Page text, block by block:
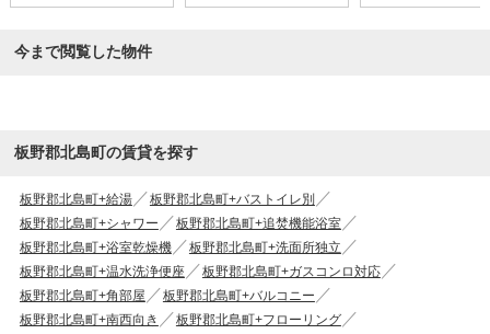
今まで閲覧した物件
板野郡北島町の賃貸を探す
板野郡北島町+給湯
板野郡北島町+バストイレ別
板野郡北島町+シャワー
板野郡北島町+追焚機能浴室
板野郡北島町+浴室乾燥機
板野郡北島町+洗面所独立
板野郡北島町+温水洗浄便座
板野郡北島町+ガスコンロ対応
板野郡北島町+角部屋
板野郡北島町+バルコニー
板野郡北島町+南西向き
板野郡北島町+フローリング